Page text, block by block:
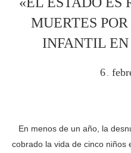
MUERTES
INFANTIL
6 .
En menos de un año, la
cobrado la vida de cinco niños